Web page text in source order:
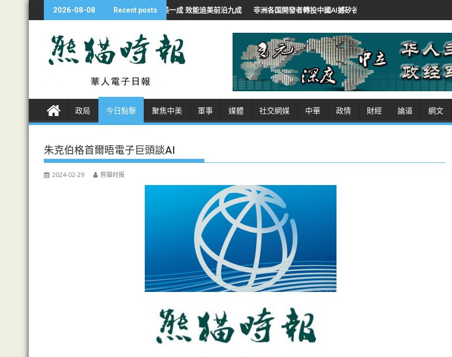
k
e
2026-08-08 Recent posts
經濟學人：華AI投資不足美一成 效能追美前沿九成 非洲各国開發者轉投中國AI撼矽谷地位 低價開源招徠 紐時：華領導人將AI作軟實力
政局 今日點擊 聚焦中美 軍事 媒體 社交網媒 中華 政情 財經 論道 網文
朱克伯格首爾晤電子巨頭談AI
2024-02-29 熊猫时报